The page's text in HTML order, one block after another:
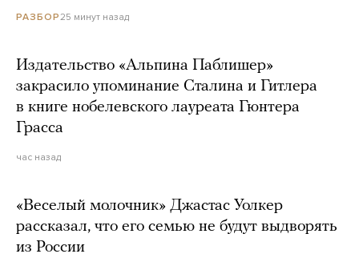
РАЗБОР 25 минут назад
Издательство «Альпина Паблишер»
закрасило упоминание Сталина и Гитлера
в книге нобелевского лауреата Гюнтера
Грасса
час назад
«Веселый молочник» Джастас Уолкер
рассказал, что его семью не будут выдворять
из России